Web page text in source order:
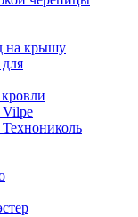
на крышу
Vilpe